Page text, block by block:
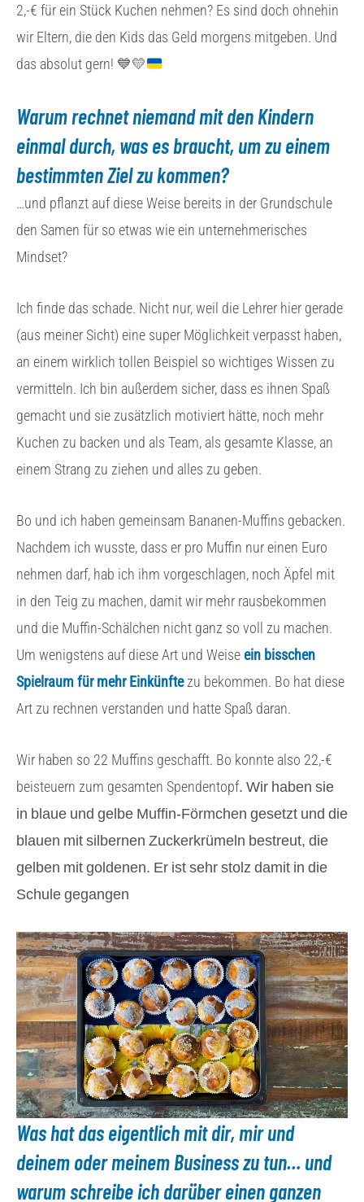
2,-€ für ein Stück Kuchen nehmen? Es sind doch ohnehin
wir Eltern, die den Kids das Geld morgens mitgeben. Und
das absolut gern! 💙💛
Warum rechnet niemand mit den Kindern
einmal durch, was es braucht, um zu einem
bestimmten Ziel zu kommen?
…und pflanzt auf diese Weise bereits in der Grundschule
den Samen für so etwas wie ein unternehmerisches
Mindset?
Ich finde das schade. Nicht nur, weil die Lehrer hier gerade
(aus meiner Sicht) eine super Möglichkeit verpasst haben,
an einem wirklich tollen Beispiel so wichtiges Wissen zu
vermitteln. Ich bin außerdem sicher, dass es ihnen Spaß
gemacht und sie zusätzlich motiviert hätte, noch mehr
Kuchen zu backen und als Team, als gesamte Klasse, an
einem Strang zu ziehen und alles zu geben.
Bo und ich haben gemeinsam Bananen-Muffins gebacken.
Nachdem ich wusste, dass er pro Muffin nur einen Euro
nehmen darf, hab ich ihm vorgeschlagen, noch Äpfel mit
in den Teig zu machen, damit wir mehr rausbekommen
und die Muffin-Schälchen nicht ganz so voll zu machen.
Um wenigstens auf diese Art und Weiseein bisschen
Spielraum für mehr Einkünftezu bekommen. Bo hat diese
Art zu rechnen verstanden und hatte Spaß daran.
Wir haben so 22 Muffins geschafft. Bo konnte also 22,-€
beisteuern zum gesamten Spendentopf. Wir haben sie
in blaue und gelbe Muffin-Förmchen gesetzt und die
blauen mit silbernen Zuckerkrümeln bestreut, die
gelben mit goldenen. Er ist sehr stolz damit in die
Schule gegangen
Was hat das eigentlich mit dir, mir und
deinem oder meinem Business zu tun… und
warum schreibe ich darüber einen ganzen